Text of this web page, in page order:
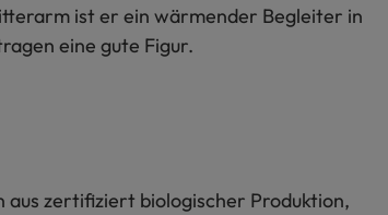
ist er ein wärmender Begleiter in
eine gute Figur.
aus zertifiziert biologischer Produktion,